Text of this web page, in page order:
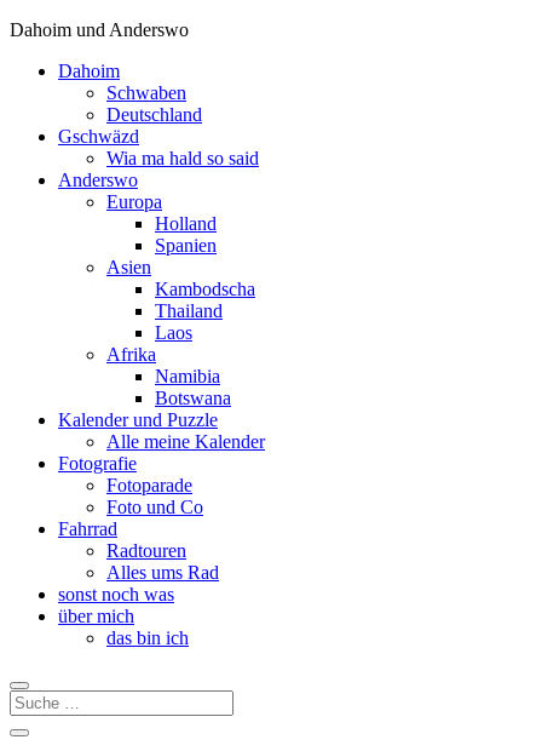
Dahoim und Anderswo
Dahoim
Schwaben
Deutschland
Gschwäzd
Wia ma hald so said
Anderswo
Europa
Holland
Spanien
Asien
Kambodscha
Thailand
Laos
Afrika
Namibia
Botswana
Kalender und Puzzle
Alle meine Kalender
Fotografie
Fotoparade
Foto und Co
Fahrrad
Radtouren
Alles ums Rad
sonst noch was
über mich
das bin ich